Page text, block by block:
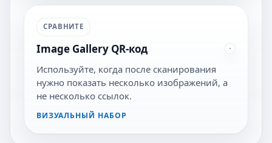
СРАВНИТЕ
Image Gallery QR-код
Используйте, когда после сканирования
нужно показать несколько изображений, а
не несколько ссылок.
ВИЗУАЛЬНЫЙ НАБОР